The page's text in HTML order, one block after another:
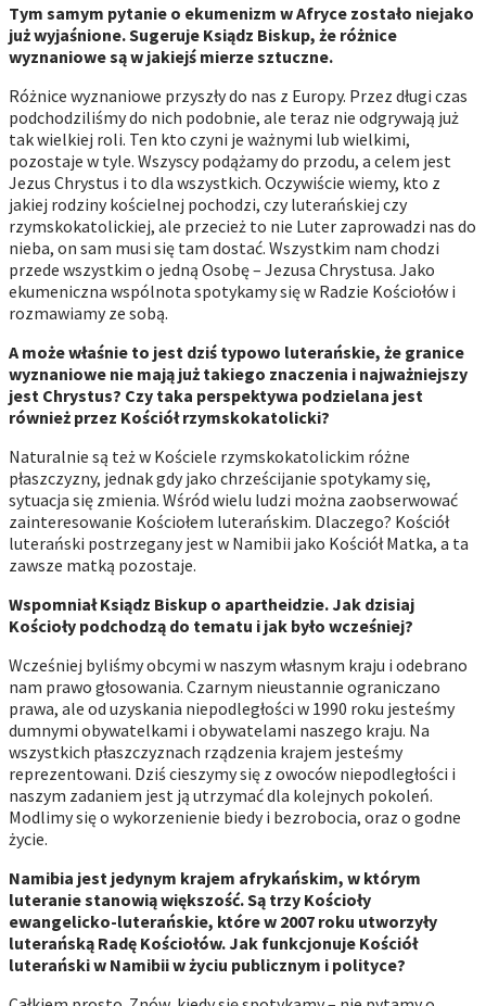
Tym samym pytanie o ekumenizm w Afryce zostało niejako
już wyjaśnione. Sugeruje Ksiądz Biskup, że różnice
wyznaniowe są w jakiejś mierze sztuczne.
Różnice wyznaniowe przyszły do nas z Europy. Przez długi czas
podchodziliśmy do nich podobnie, ale teraz nie odgrywają już
tak wielkiej roli. Ten kto czyni je ważnymi lub wielkimi,
pozostaje w tyle. Wszyscy podążamy do przodu, a celem jest
Jezus Chrystus i to dla wszystkich. Oczywiście wiemy, kto z
jakiej rodziny kościelnej pochodzi, czy luterańskiej czy
rzymskokatolickiej, ale przecież to nie Luter zaprowadzi nas do
nieba, on sam musi się tam dostać. Wszystkim nam chodzi
przede wszystkim o jedną Osobę – Jezusa Chrystusa. Jako
ekumeniczna wspólnota spotykamy się w Radzie Kościołów i
rozmawiamy ze sobą.
A może właśnie to jest dziś typowo luterańskie, że granice
wyznaniowe nie mają już takiego znaczenia i najważniejszy
jest Chrystus? Czy taka perspektywa podzielana jest
również przez Kościół rzymskokatolicki?
Naturalnie są też w Kościele rzymskokatolickim różne
płaszczyzny, jednak gdy jako chrześcijanie spotykamy się,
sytuacja się zmienia. Wśród wielu ludzi można zaobserwować
zainteresowanie Kościołem luterańskim. Dlaczego? Kościół
luterański postrzegany jest w Namibii jako Kościół Matka, a ta
zawsze matką pozostaje.
Wspomniał Ksiądz Biskup o apartheidzie. Jak dzisiaj
Kościoły podchodzą do tematu i jak było wcześniej?
Wcześniej byliśmy obcymi w naszym własnym kraju i odebrano
nam prawo głosowania. Czarnym nieustannie ograniczano
prawa, ale od uzyskania niepodległości w 1990 roku jesteśmy
dumnymi obywatelkami i obywatelami naszego kraju. Na
wszystkich płaszczyznach rządzenia krajem jesteśmy
reprezentowani. Dziś cieszymy się z owoców niepodległości i
naszym zadaniem jest ją utrzymać dla kolejnych pokoleń.
Modlimy się o wykorzenienie biedy i bezrobocia, oraz o godne
życie.
Namibia jest jedynym krajem afrykańskim, w którym
luteranie stanowią większość. Są trzy Kościoły
ewangelicko-luterańskie, które w 2007 roku utworzyły
luterańską Radę Kościołów. Jak funkcjonuje Kościół
luterański w Namibii w życiu publicznym i polityce?